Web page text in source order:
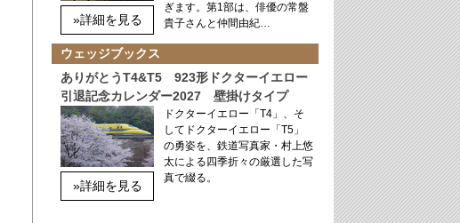
»詳細を見る
ぎます。第1部は、俳優の常盤
貴子さんと仲間由紀…
ウェッジブックス
ありがとうT4&T5 923形ドクターイエロー
引退記念カレンダー2027 壁掛けタイプ
»詳細を見る
ドクターイエロー「T4」、そ
してドクターイエロー「T5」
の勇姿を、鉄道写真家・村上悠
太による四季折々の厳選した写
真で綴る。